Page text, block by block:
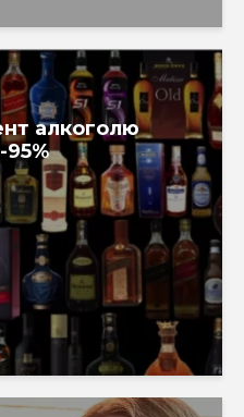
алкоголю